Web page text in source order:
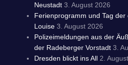
Neustadt 3. August 2026
Ferienprogramm und Tag
Louise 3. August 2026
Polizeimeldungen aus der
der Radeberger Vorstadt 3.
Dresden blickt ins All 2.